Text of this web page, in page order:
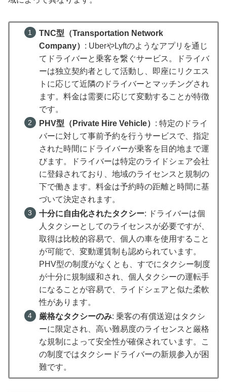
TNC型（Transportation Network
Company） : UberやLyftのようなアプリを通じ
てドライバーと乗客を繋ぐサービス。ドライバ
ーは独立契約者として活動し、即座にリクエス
トに応じて近隣のドライバーとマッチングされ
ます。料金は需要に応じて変動することが特徴
です。
PHV型（Private Hire Vehicle） : 特定のドライ
バーに対して事前予約を行うサービスで、指定
された時間にドライバーが乗客を目的地まで運
びます。ドライバーは特定のライドシェア会社
に登録されており、地域のライセンスと規制の
下で働きます。料金は予約時の距離と時間に基
づいて決定されます。
十分に自由化されたタクシー: ドライバーは個
人タクシーとしてのライセンスが必要ですが、
取得は比較的容易で、個人の車を使用すること
が可能で、変動運賃制も認められています。
PHV型の制度がなくとも、すでにタクシー制度
が十分に規制緩和され、個人タクシーの運転手
になることが容易で、ライドシェアと似た柔軟
性があります。
厳格なタクシーのみ: 乗客の有償送迎はタクシ
ーに限定され、高い難易度のライセンスと厳格
な規制によって安全性が確保されています。こ
の制度ではタクシードライバーの新規参入が困
難です。